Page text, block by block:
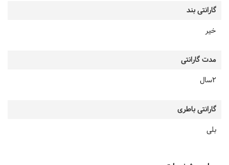
گارانتی بند
خیر
مدت گارانتی
2سال
گارانتی باطری
بلی